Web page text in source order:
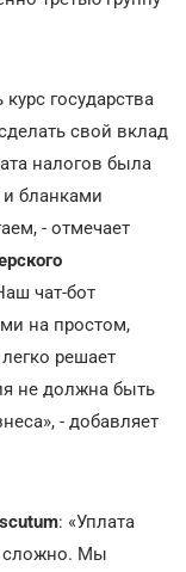
государства
свой вклад
налогов была
бланками
- отмечает
чат-бот
на простом,
решает
не должна быть
- добавляет
: «Уплата
сложно. Мы